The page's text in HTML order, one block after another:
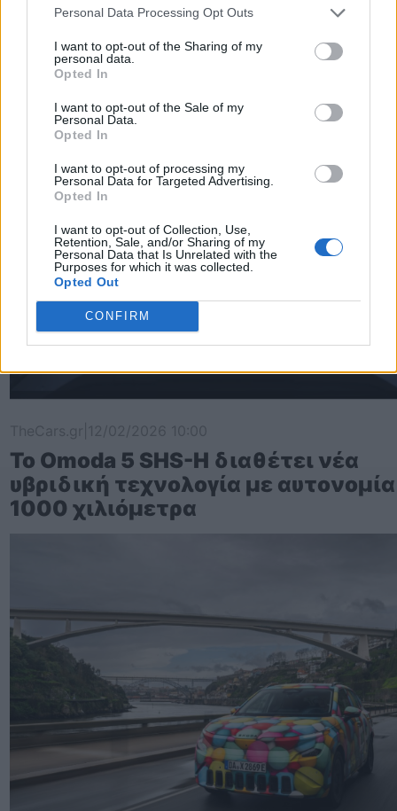
Personal Data Processing Opt Outs
I want to opt-out of the Sharing of my
personal data.
Opted In
I want to opt-out of the Sale of my
Personal Data.
Opted In
I want to opt-out of processing my
Personal Data for Targeted Advertising.
Opted In
I want to opt-out of Collection, Use,
Retention, Sale, and/or Sharing of my
Personal Data that Is Unrelated with the
Purposes for which it was collected.
Opted Out
CONFIRM
Το νέο BYD ATTO 3 EVO είναι
με τετρακίνηση και αυτονομία
Το Omoda 5 SHS-H διαθέτει νέα
υβριδική τεχνολογία με
1000 χιλιόμετρα